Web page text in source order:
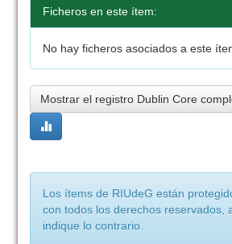
Ficheros en este ítem:
No hay ficheros asociados a este
Mostrar el registro Dublin Core
Los ítems de RIUdeG están
con todos los derechos reservados,
indique lo contrario.